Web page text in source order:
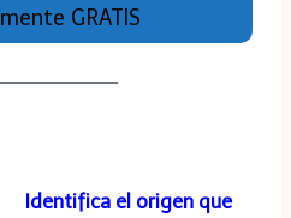
GRATIS
Identifica el origen que